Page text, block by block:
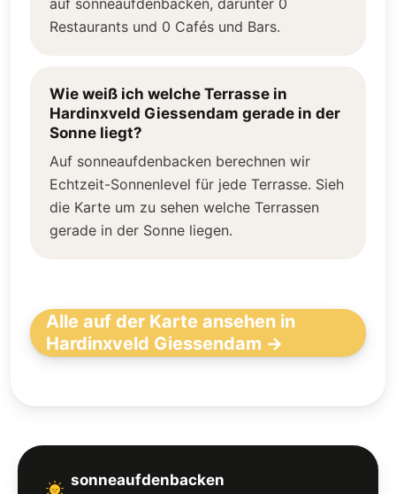
auf sonneaufdenbacken, darunter 0
Restaurants und 0 Cafés und Bars.
Wie weiß ich welche Terrasse in
Hardinxveld Giessendam gerade in der
Sonne liegt?
Auf sonneaufdenbacken berechnen wir
Echtzeit-Sonnenlevel für jede Terrasse. Sieh
die Karte um zu sehen welche Terrassen
gerade in der Sonne liegen.
Alle auf der Karte ansehen in
Hardinxveld Giessendam →
sonneaufdenbacken